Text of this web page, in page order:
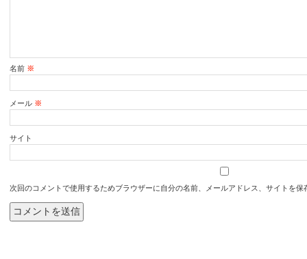
名前 ※
メール ※
サイト
次回のコメントで使用するためブラウザーに自分の名前、メールアドレス、サイトを保